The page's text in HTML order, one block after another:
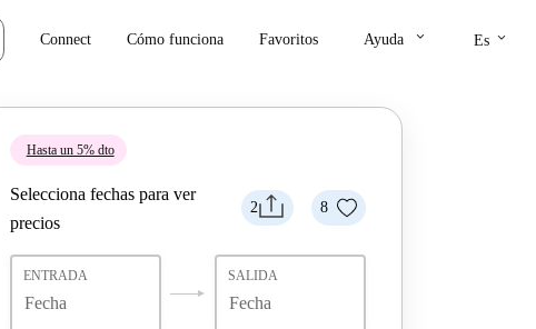
Connect Cómo funciona Favoritos Ayuda keyboard_arrow_down Es keyboard_arrow_down
Hasta un 5% dto
2 8
Selecciona fechas para ver
precios
ENTRADA SALIDA